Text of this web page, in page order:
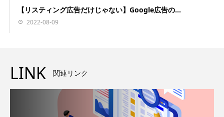
【リスティング広告だけじゃない】Google広告の...
2022-08-09
LINK 関連リンク